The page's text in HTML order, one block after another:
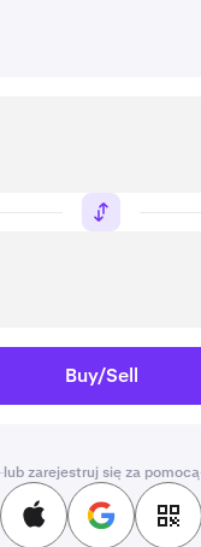
Buy/Sell
lub zarejestruj się za pomocą